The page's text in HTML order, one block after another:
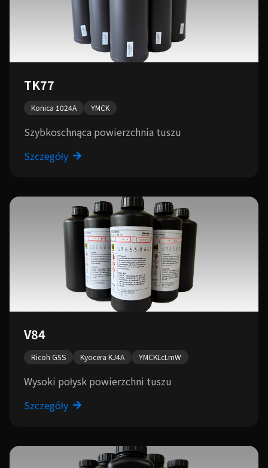
TK77
Konica 1024A YMCK
Szybkoschnąca powierzchnia tuszu
Szczegóły
V84
Ricoh G5S Kyocera KJ4A YMCKLcLmW
Wysoki połysk powierzchni tuszu
Szczegóły